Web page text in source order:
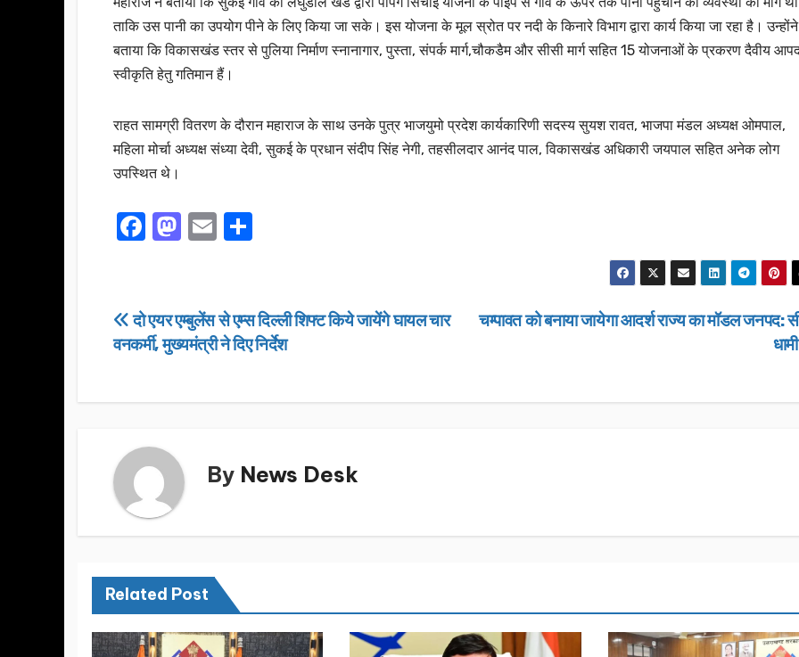
ताकि उस पानी का उपयोग पीने के लिए किया जा सके। इस योजना के मूल स्रोत पर नदी के किनारे विभाग द्वारा कार्य किया जा रहा है। उन्होंने
बताया कि विकासखंड स्तर से पुलिया निर्माण स्नानागार, पुस्ता, संपर्क मार्ग,चौकडैम और सीसी मार्ग सहित 15 योजनाओं के प्रकरण दैवीय
स्वीकृति हेतु गतिमान हैं।
राहत सामग्री वितरण के दौरान महाराज के साथ उनके पुत्र भाजयुमो प्रदेश कार्यकारिणी सदस्य सुयश रावत, भाजपा मंडल अध्यक्ष ओमपाल,
महिला मोर्चा अध्यक्ष संध्या देवी, सुकई के प्रधान संदीप सिंह नेगी, तहसीलदार आनंद पाल, विकासखंड अधिकारी जयपाल सहित अनेक लोग
उपस्थित थे।
F
e
b
o
M
o
d
n
E
e
Post
navigation
चम्पावत को बनाया जायेगा आदर्श राज्य का मॉडल जनपद:
धामी
दो एयर एम्बुलेंस से एम्स दिल्ली शिफ्ट किये जायेंगे घायल चार
वनकर्मी, मुख्यमंत्री ने दिए निर्देश
By News Desk
Related Post
लंबित राजस्व
डीएम सख्त,
मामलों के